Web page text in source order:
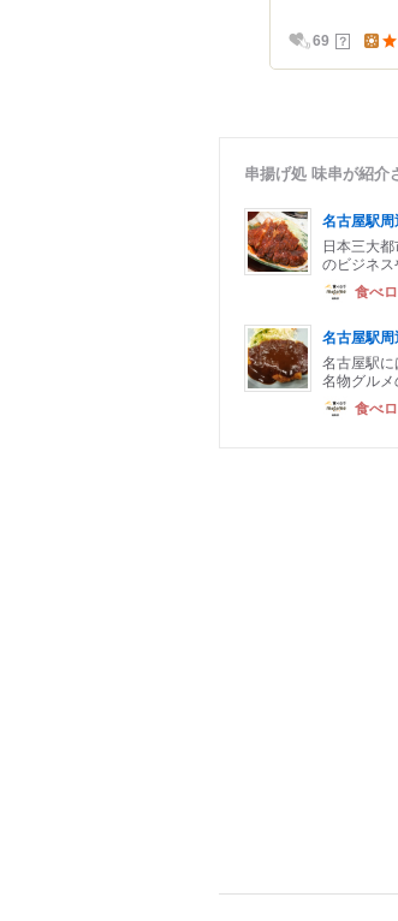
69 ？
串揚げ処 味串が紹介
名古屋駅
日本三大
のビジネ
食べ
名古屋駅
名古屋駅
名物グル
食べ